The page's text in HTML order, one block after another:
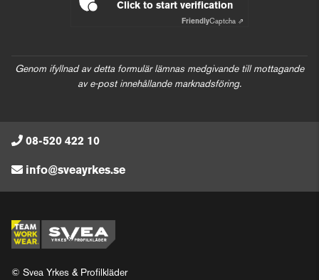
Click to start verification
FriendlyCaptcha ⇗
Genom ifyllnad av detta formulär lämnas medgivande till mottagande
av e-post innehållande marknadsföring.
08-520 422 10
info@sveayrkes.se
© Svea Yrkes & Profilkläder